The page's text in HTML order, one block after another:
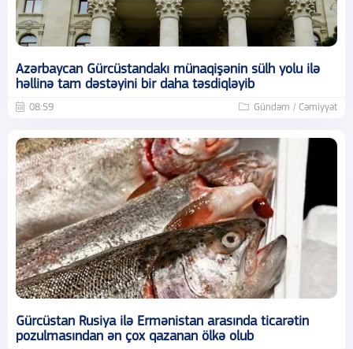
Azərbaycan Gürcüstandakı münaqişənin sülh yolu ilə
həllinə tam dəstəyini bir daha təsdiqləyib
08:59 Gündəm / Cəmiyyət
Gürcüstan Rusiya ilə Ermənistan arasında ticarətin
pozulmasından ən çox qazanan ölkə olub